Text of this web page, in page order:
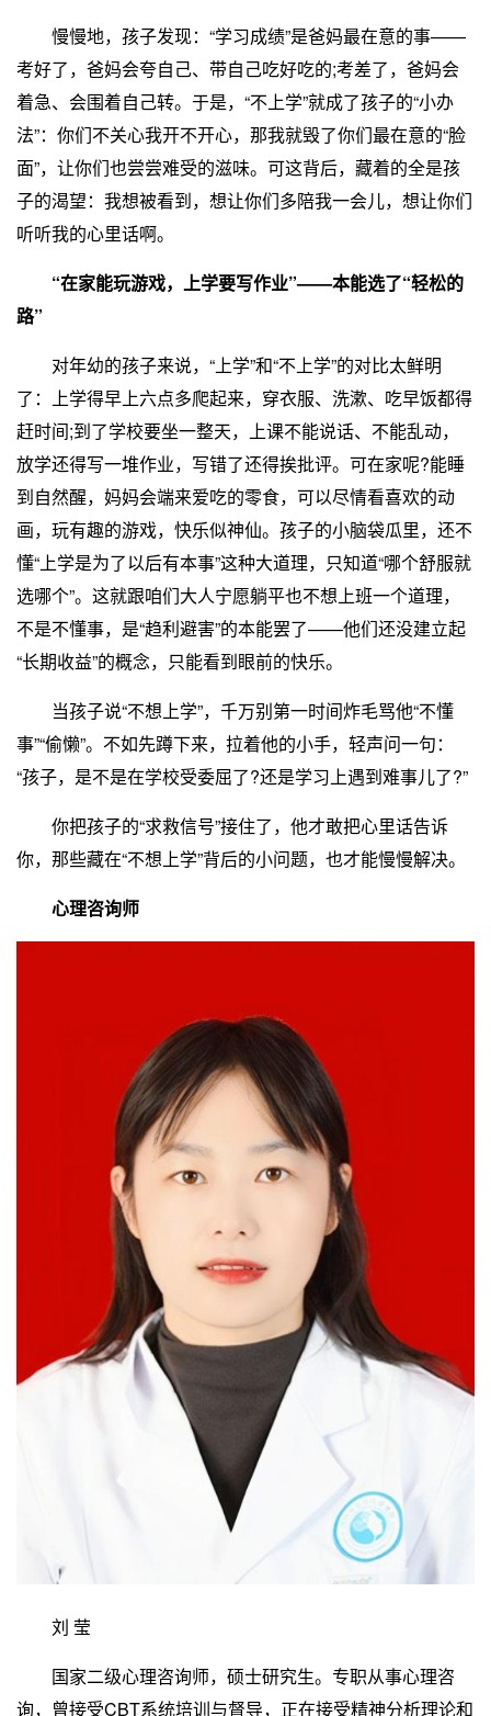
慢慢地，孩子发现：“学习成绩”是爸妈最在意的事——
考好了，爸妈会夸自己、带自己吃好吃的;考差了，爸妈会
着急、会围着自己转。于是，“不上学”就成了孩子的“小办
法”：你们不关心我开不开心，那我就毁了你们最在意的“脸
面”，让你们也尝尝难受的滋味。可这背后，藏着的全是孩
子的渴望：我想被看到，想让你们多陪我一会儿，想让你们
听听我的心里话啊。
“在家能玩游戏，上学要写作业”——本能选了“轻松的
路”
对年幼的孩子来说，“上学”和“不上学”的对比太鲜明
了：上学得早上六点多爬起来，穿衣服、洗漱、吃早饭都得
赶时间;到了学校要坐一整天，上课不能说话、不能乱动，
放学还得写一堆作业，写错了还得挨批评。可在家呢?能睡
到自然醒，妈妈会端来爱吃的零食，可以尽情看喜欢的动
画，玩有趣的游戏，快乐似神仙。孩子的小脑袋瓜里，还不
懂“上学是为了以后有本事”这种大道理，只知道“哪个舒服就
选哪个”。这就跟咱们大人宁愿躺平也不想上班一个道理，
不是不懂事，是“趋利避害”的本能罢了——他们还没建立起
“长期收益”的概念，只能看到眼前的快乐。
当孩子说“不想上学”，千万别第一时间炸毛骂他“不懂
事”“偷懒”。不如先蹲下来，拉着他的小手，轻声问一句：
“孩子，是不是在学校受委屈了?还是学习上遇到难事儿了?”
你把孩子的“求救信号”接住了，他才敢把心里话告诉
你，那些藏在“不想上学”背后的小问题，也才能慢慢解决。
心理咨询师
刘 莹
国家二级心理咨询师，硕士研究生。专职从事心理咨
询，曾接受CBT系统培训与督导，正在接受精神分析理论和